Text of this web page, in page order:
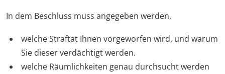
In dem Beschluss muss angegeben werden,
welche Straftat Ihnen vorgeworfen wird, und warum
Sie dieser verdächtigt werden.
welche Räumlichkeiten genau durchsucht werden